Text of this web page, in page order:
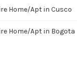
Home/Apt in Cusco
Home/Apt in Bogota